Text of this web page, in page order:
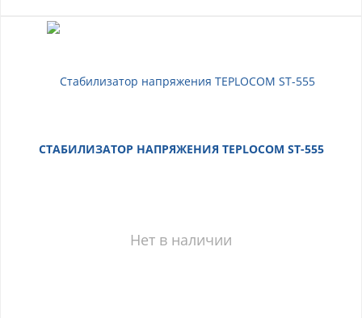
СТАБИЛИЗАТОР НАПРЯЖЕНИЯ TEPLOCOM ST-555
Нет в наличии